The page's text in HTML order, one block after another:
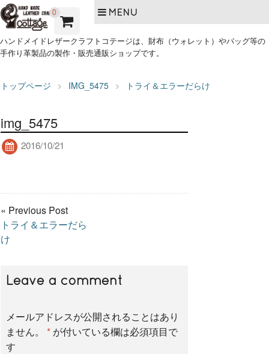
0 MENU
ハンドメイドレザークラフトコテージは、財布（ウォレット）やバッグ等の
手作り革製品の製作・販売通販ショップです。
トップページ IMG_5475 トライ＆エラーだらけ
img_5475
2016/10/21
« Previous Post
トライ＆エラーだら
け
Leave a comment
メールアドレスが公開されることはあり
ません。
* が付いている欄は必須項目で
す